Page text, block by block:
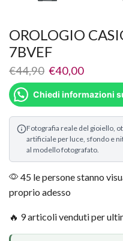
OROLOGIO
7BVEF
€44,90 €40,00
Chiedi informazioni
Fotografia reale del gioiello,
artificiale per luce, sfondo e
al modello fotografato.
45 le persone stanno
proprio adesso
🔥 9 articoli venduti per